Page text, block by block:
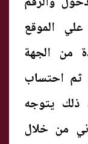
الموقع
من الجهة
ثم احتساب
ذلك يتوجه
من خلال